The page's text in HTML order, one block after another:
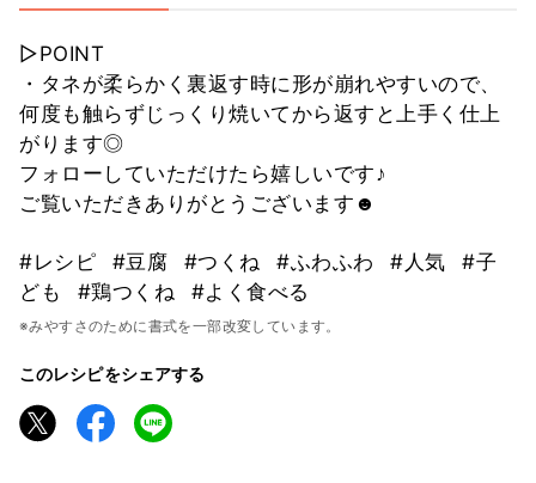
▷POINT
・タネが柔らかく裏返す時に形が崩れやすいので、
何度も触らずじっくり焼いてから返すと上手く仕上
がります◎
フォローしていただけたら嬉しいです♪
ご覧いただきありがとうございます☻
#レシピ #豆腐 #つくね #ふわふわ #人気
#子
ども
#鶏つくね #よく食べる
※みやすさのために書式を一部改変しています。
このレシピをシェアする